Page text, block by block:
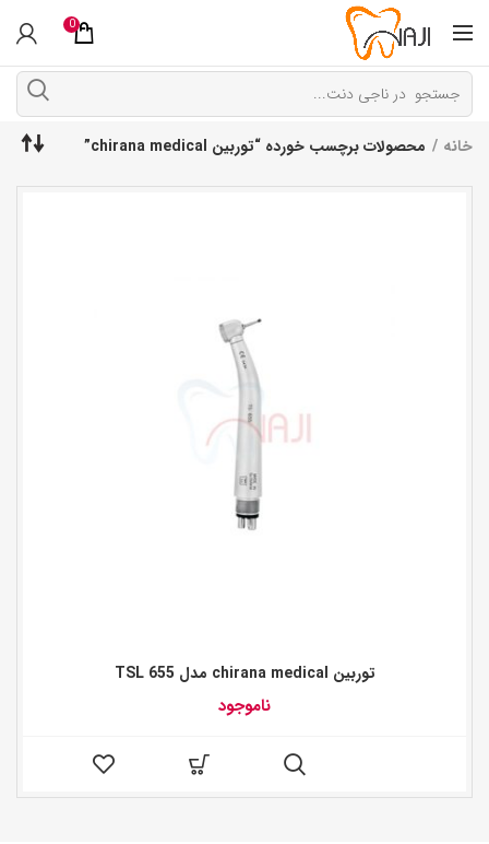
0
خانه محصولات برچسب خورده “توربین chirana medical”
توربین chirana medical مدل TSL 655
ناموجود